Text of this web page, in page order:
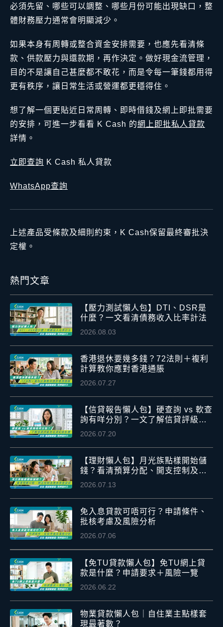
必須先留、哪些可以調整、哪些月份可能出現缺口，整
體財務壓力通常會明顯減少。
如果本身有周轉或整合資金安排需要，也應先看清條
款、供款壓力與還款期，再作決定。做好現金流管理，
目的不是讓自己甚麼都不敢花，而是令每一筆錢都用得
更有秩序，讓日常生活或營運都更穩得住。
想了解一個更貼近日常周轉、即時借錢及網上即批需要
的安排，可進一步看看 K Cash 的網上即批私人貸款
詳情。
立即查詢 K Cash 私人貸款
WhatsApp查詢
上述產品受條款及細則約束，K Cash保留最終審批決
定權。
熱門文章
【壓力測試懶人包】DTI、DSR是
什麼？一文看清債務收入比率計法
2026.08.03
香港退休要幾多錢？72法則＋複利
計算教你應對香港通脹
2026.07.27
【信貸報告懶人包】硬查詢 vs 軟查
詢有咩分別？一文了解信貸評級及
信貸紀錄影響
2026.07.20
【理財懶人包】月光族點樣開始儲
錢？看清預算分配、開支控制及應
急資金安排
2026.07.13
免入息貸款可唔可行？申請條件、
批核考慮及風險分析
2026.07.06
【免TU貸款懶人包】免TU網上貸
款是什麼？申請要求＋風險一覽
2026.06.22
物業貸款懶人包｜自住業主點樣套
現最著數？